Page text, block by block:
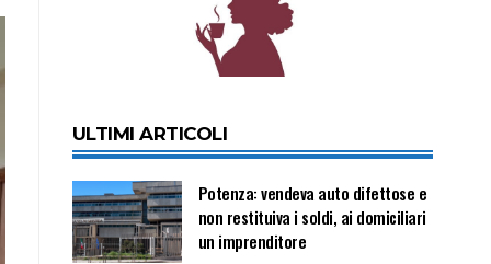
ULTIMI ARTICOLI
Potenza: vendeva auto difettose e
non restituiva i soldi, ai domiciliari
un imprenditore